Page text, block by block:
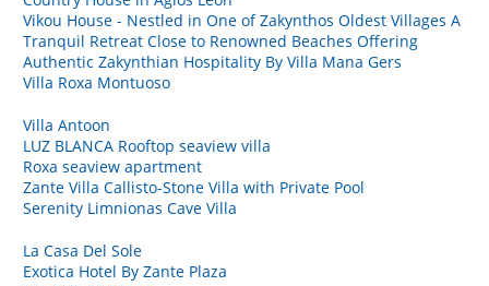
Vikou House - Nestled in One of Zakynthos Oldest Villages A
Tranquil Retreat Close to Renowned Beaches Offering
Authentic Zakynthian Hospitality By Villa Mana Gers
Villa Roxa Montuoso
Villa Antoon
LUZ BLANCA Rooftop seaview villa
Roxa seaview apartment
Zante Villa Callisto-Stone Villa with Private Pool
Serenity Limnionas Cave Villa
La Casa Del Sole
Exotica Hotel By Zante Plaza